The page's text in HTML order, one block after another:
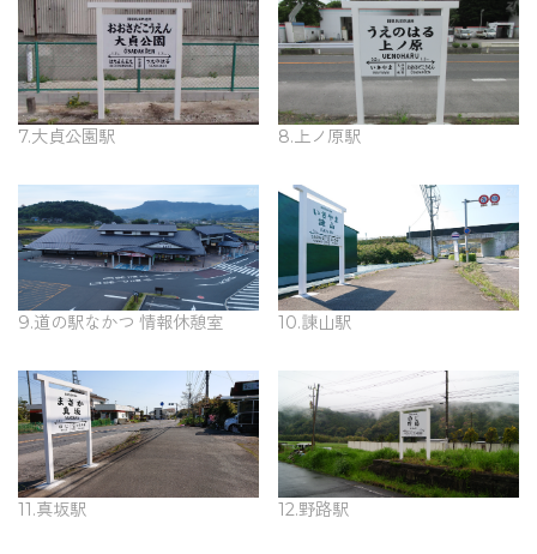
7.大貞公園駅 8.上ノ原駅
9.道の駅なかつ 情報休憩室 10.諫山駅
11.真坂駅 12.野路駅